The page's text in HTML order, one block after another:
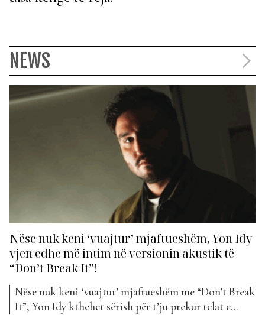
NEWS
Nëse nuk keni ‘vuajtur’ mjaftueshëm, Yon Idy
vjen edhe më intim në versionin akustik të
“Don’t Break It”!
Nëse nuk keni ‘vuajtur’ mjaftueshëm me “Don’t Break
It”, Yon Idy kthehet sërish për t’ju prekur telat e